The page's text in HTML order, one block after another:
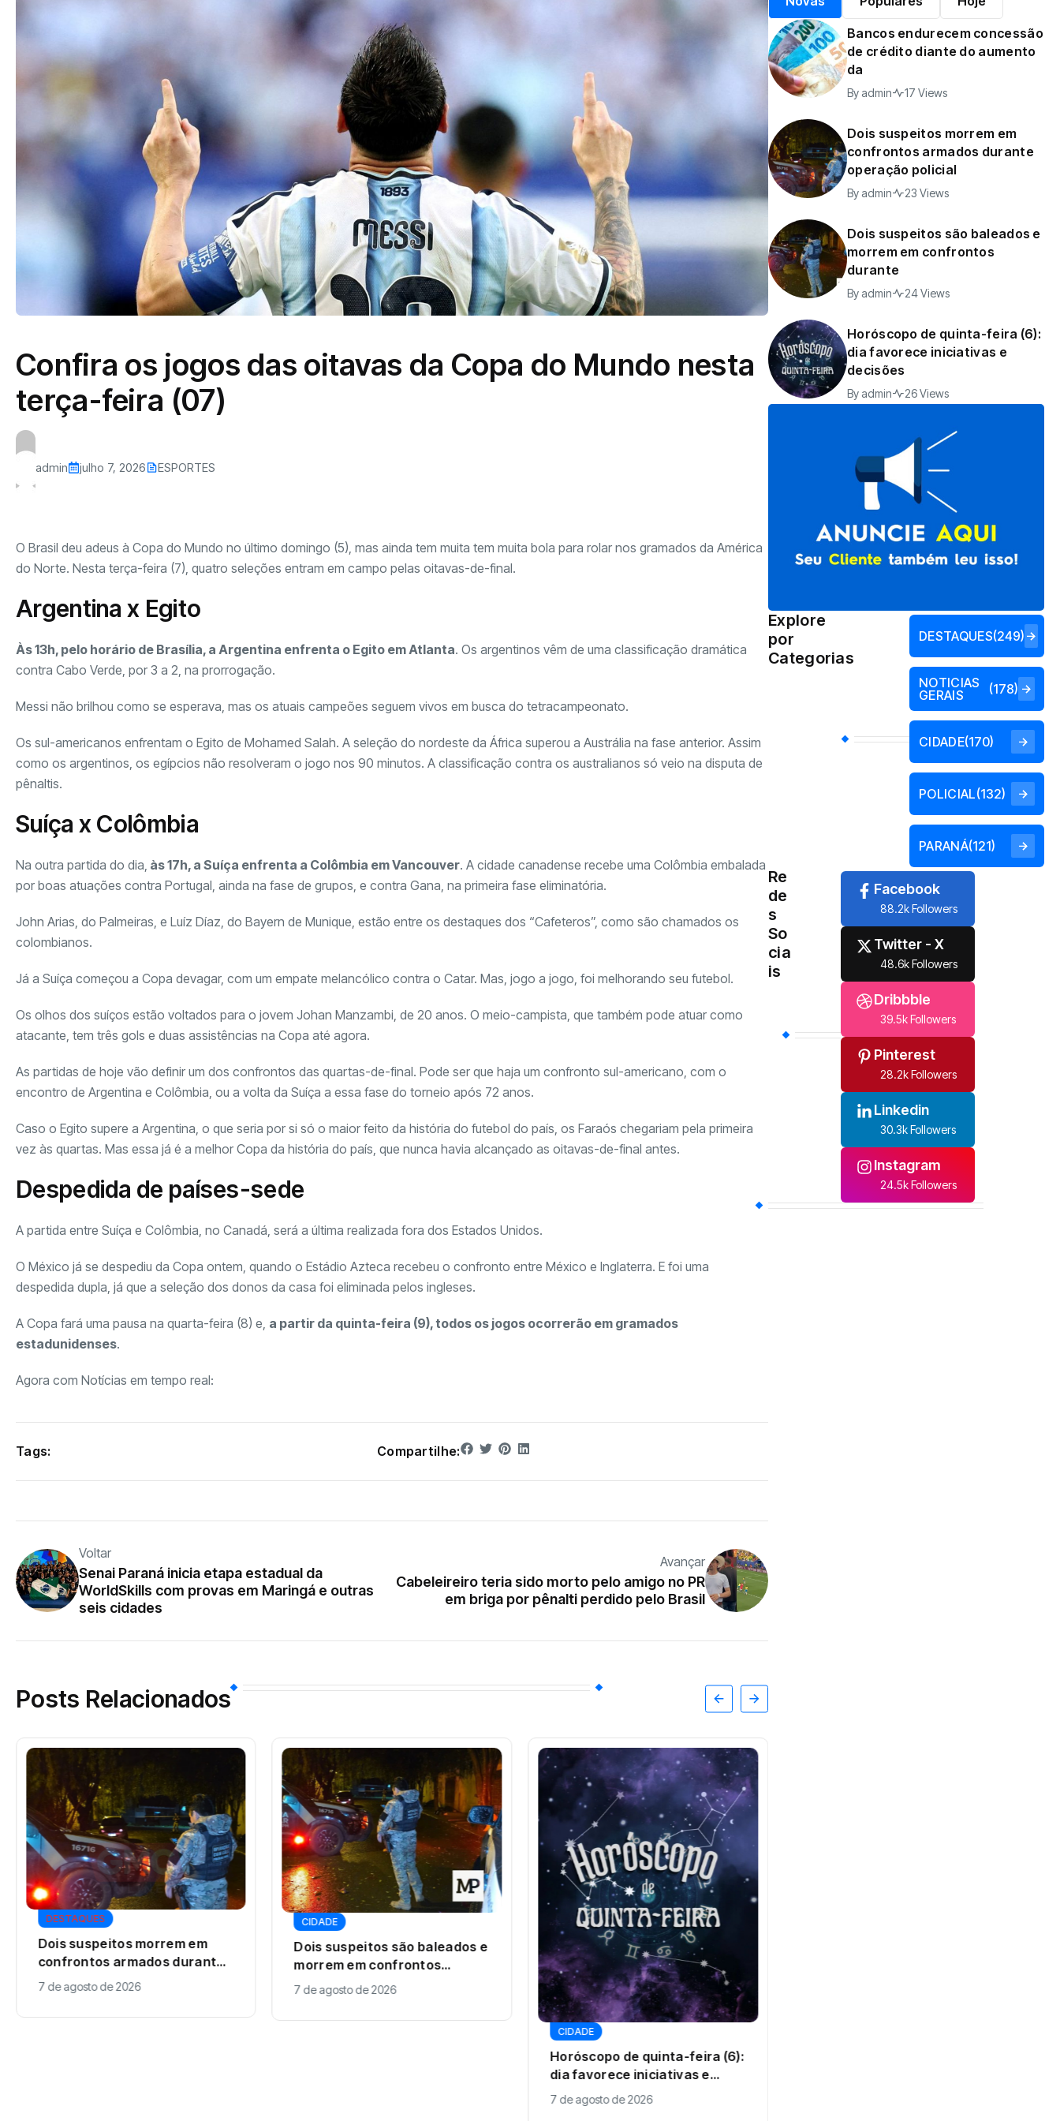
Politica
Confira os jogos das oitavas da Copa do Mundo nesta
terça-feira (07)
admin julho 7, 2026 ESPORTES
O Brasil deu adeus à Copa do Mundo no último domingo (5), mas ainda tem muita tem muita bola para rolar nos gramados da América
do Norte. Nesta terça-feira (7), quatro seleções entram em campo pelas oitavas-de-final.
Argentina x Egito
Às 13h, pelo horário de Brasília, a Argentina enfrenta o Egito em Atlanta. Os argentinos vêm de uma classificação dramática
contra Cabo Verde, por 3 a 2, na prorrogação.
Messi não brilhou como se esperava, mas os atuais campeões seguem vivos em busca do tetracampeonato.
Os sul-americanos enfrentam o Egito de Mohamed Salah. A seleção do nordeste da África superou a Austrália na fase anterior. Assim
como os argentinos, os egípcios não resolveram o jogo nos 90 minutos. A classificação contra os australianos só veio na disputa de
pênaltis.
Suíça x Colômbia
Na outra partida do dia, às 17h, a Suíça enfrenta a Colômbia em Vancouver. A cidade canadense recebe uma Colômbia embalada
por boas atuações contra Portugal, ainda na fase de grupos, e contra Gana, na primeira fase eliminatória.
John Arias, do Palmeiras, e Luíz Díaz, do Bayern de Munique, estão entre os destaques dos “Cafeteros”, como são chamados os
colombianos.
Já a Suíça começou a Copa devagar, com um empate melancólico contra o Catar. Mas, jogo a jogo, foi melhorando seu futebol.
Os olhos dos suíços estão voltados para o jovem Johan Manzambi, de 20 anos. O meio-campista, que também pode atuar como
atacante, tem três gols e duas assistências na Copa até agora.
As partidas de hoje vão definir um dos confrontos das quartas-de-final. Pode ser que haja um confronto sul-americano, com o
encontro de Argentina e Colômbia, ou a volta da Suíça a essa fase do torneio após 72 anos.
Caso o Egito supere a Argentina, o que seria por si só o maior feito da história do futebol do país, os Faraós chegariam pela primeira
vez às quartas. Mas essa já é a melhor Copa da história do país, que nunca havia alcançado as oitavas-de-final antes.
Despedida de países-sede
A partida entre Suíça e Colômbia, no Canadá, será a última realizada fora dos Estados Unidos.
O México já se despediu da Copa ontem, quando o Estádio Azteca recebeu o confronto entre México e Inglaterra. E foi uma
despedida dupla, já que a seleção dos donos da casa foi eliminada pelos ingleses.
A Copa fará uma pausa na quarta-feira (8) e, a partir da quinta-feira (9), todos os jogos ocorrerão em gramados
estadunidenses.
Agora com Notícias em tempo real:
Tags: Compartilhe:
Voltar
Senai Paraná inicia etapa estadual da
WorldSkills com provas em Maringá e outras
seis cidades
Avançar
Cabeleireiro teria sido morto pelo amigo no PR
em briga por pênalti perdido pelo Brasil
Posts Relacionados
DESTAQUES
Dois suspeitos morrem em
confrontos armados durante
operação policial em Sarandi
7 de agosto de 2026
CIDADE
Dois suspeitos são baleados e
morrem em confrontos
durante operação policial em
Sarandi
7 de agosto de 2026
CIDADE
Horóscopo de quinta-feira (6):
dia favorece iniciativas e
decisões que podem abrir
novos caminhos
7 de agosto de 2026
Bancos endurecem concessão
de crédito diante do aumento
da
By admin 17 Views
Dois suspeitos morrem em
confrontos armados durante
operação policial
By admin 23 Views
Dois suspeitos são baleados e
morrem em confrontos
durante
By admin 24 Views
Horóscopo de quinta-feira (6):
dia favorece iniciativas e
decisões
By admin 26 Views
Explore
por
Categorias
DESTAQUES(249)
NOTICIAS
GERAIS
(178)
CIDADE(170)
POLICIAL(132)
PARANÁ(121)
Re
de
s
So
cia
is
Facebook
88.2k Followers
Twitter - X
48.6k Followers
Dribbble
39.5k Followers
Pinterest
28.2k Followers
Linkedin
30.3k Followers
Instagram
24.5k Followers